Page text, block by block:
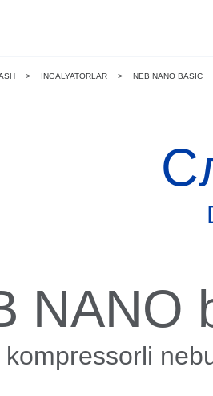
> INGALYATORLAR > NEB NANO BASIC
NANO
kompressorli